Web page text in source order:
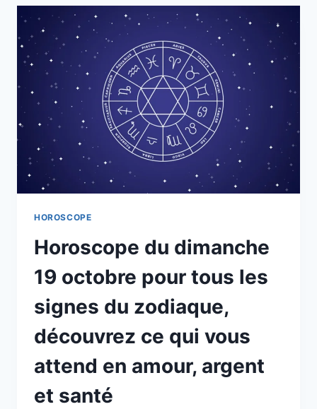
OCTOBRE
POUR
TOUS
LES
SIGNES
DU
ZODIAQUE,
DÉCOUVREZ
CE
QUI
VOUS
ATTEND
EN
SANTÉ
HOROSCOPE
Horoscope du dimanche
19 octobre pour tous les
signes du zodiaque,
découvrez ce qui vous
attend en amour, argent
et santé